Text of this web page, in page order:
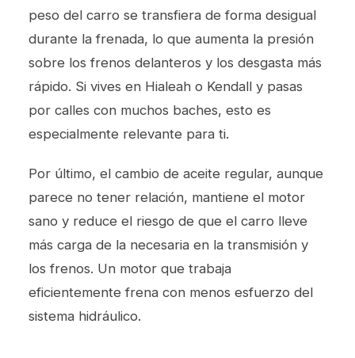
peso del carro se transfiera de forma desigual
durante la frenada, lo que aumenta la presión
sobre los frenos delanteros y los desgasta más
rápido. Si vives en Hialeah o Kendall y pasas
por calles con muchos baches, esto es
especialmente relevante para ti.
Por último, el cambio de aceite regular, aunque
parece no tener relación, mantiene el motor
sano y reduce el riesgo de que el carro lleve
más carga de la necesaria en la transmisión y
los frenos. Un motor que trabaja
eficientemente frena con menos esfuerzo del
sistema hidráulico.